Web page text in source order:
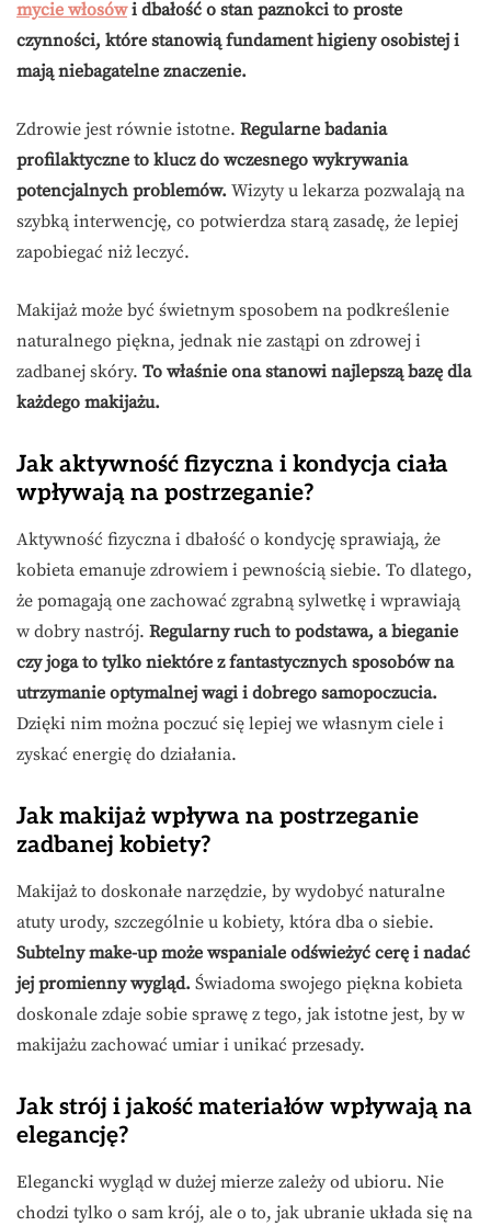
mycie włosówi dbałość o stan paznokci to proste
czynności, które stanowią fundament higieny osobistej i
mają niebagatelne znaczenie.
Zdrowie jest równie istotne. Regularne badania
profilaktyczne to klucz do wczesnego wykrywania
potencjalnych problemów. Wizyty u lekarza pozwalają na
szybką interwencję, co potwierdza starą zasadę, że lepiej
zapobiegać niż leczyć.
Makijaż może być świetnym sposobem na podkreślenie
naturalnego piękna, jednak nie zastąpi on zdrowej i
zadbanej skóry. To właśnie ona stanowi najlepszą bazę dla
każdego makijażu.
Jak aktywność fizyczna i kondycja ciała
wpływają na postrzeganie?
Aktywność fizyczna i dbałość o kondycję sprawiają, że
kobieta emanuje zdrowiem i pewnością siebie. To dlatego,
że pomagają one zachować zgrabną sylwetkę i wprawiają
w dobry nastrój. Regularny ruch to podstawa, a bieganie
czy joga to tylko niektóre z fantastycznych sposobów na
utrzymanie optymalnej wagi i dobrego samopoczucia.
Dzięki nim można poczuć się lepiej we własnym ciele i
zyskać energię do działania.
Jak makijaż wpływa na postrzeganie
zadbanej kobiety?
Makijaż to doskonałe narzędzie, by wydobyć naturalne
atuty urody, szczególnie u kobiety, która dba o siebie.
Subtelny make-up może wspaniale odświeżyć cerę i nadać
jej promienny wygląd. Świadoma swojego piękna kobieta
doskonale zdaje sobie sprawę z tego, jak istotne jest, by w
makijażu zachować umiar i unikać przesady.
Jak strój i jakość materiałów wpływają na
elegancję?
Elegancki wygląd w dużej mierze zależy od ubioru. Nie
chodzi tylko o sam krój, ale o to, jak ubranie układa się na